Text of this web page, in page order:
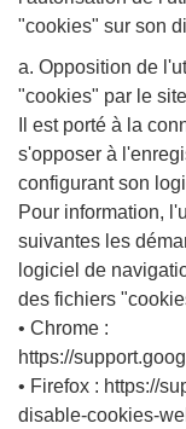
"cookies" sur son
a. Opposition de
"cookies" par le site
Il est porté à la
s'opposer à
configurant son
Pour information,
suivantes les
logiciel de
des fichiers
• Chrome :
https://
• Firefox : https://
disable-cookies-